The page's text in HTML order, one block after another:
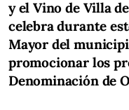
y el Vino de Villa
celebra durante
Mayor del
promocionar los
Denominación de